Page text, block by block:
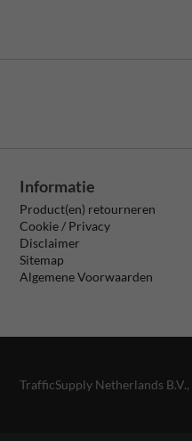
Informatie
Product(en) retourneren
Cookie / Privacy
Disclaimer
Sitemap
Algemene Voorwaarden
TrafficSupply Netherlands B.V.,